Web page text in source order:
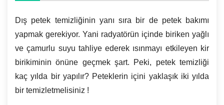
Dış petek temizliğinin yanı sıra bir de petek bakımı
yapmak gerekiyor. Yani radyatörün içinde biriken yağlı
ve çamurlu suyu tahliye ederek ısınmayı etkileyen kir
birikiminin önüne geçmek şart. Peki, petek temizliği
kaç yılda bir yapılır? Peteklerin içini yaklaşık iki yılda
bir temizletmelisiniz !